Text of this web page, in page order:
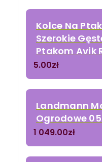
Kolce Na
Szerokie
Ptakom Avik
5.00zł
Landmann
Ogrodowe
1 049.00zł